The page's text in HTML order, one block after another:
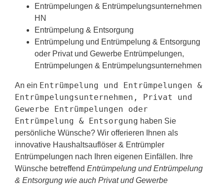
Entrümpelungen & Entrümpelungsunternehmen
HN
Entrümpelung & Entsorgung
Entrümpelung und Entrümpelung & Entsorgung
oder Privat und Gewerbe Entrümpelungen,
Entrümpelungen & Entrümpelungsunternehmen
An ein Entrümpelung und Entrümpelungen &
Entrümpelungsunternehmen, Privat und
Gewerbe Entrümpelungen oder
Entrümpelung & Entsorgung haben Sie
persönliche Wünsche? Wir offerieren Ihnen als
innovative Haushaltsauflöser & Entrümpler
Entrümpelungen nach Ihren eigenen Einfällen. Ihre
Wünsche betreffend Entrümpelung und Entrümpelung
& Entsorgung wie auch Privat und Gewerbe